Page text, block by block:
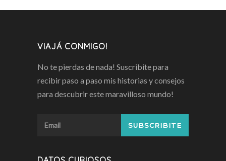
VIAJÁ CONMIGO!
No te pierdas de nada! Suscribite para
recibir paso a paso mis historias y consejos
para descubrir este maravilloso mundo!